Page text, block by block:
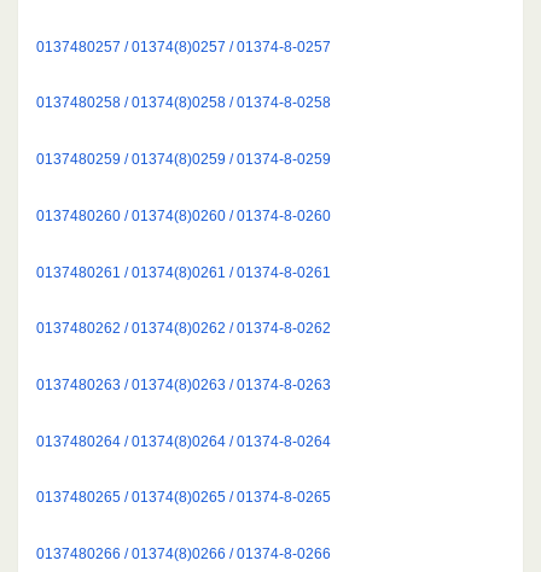
0137480257 / 01374(8)0257 / 01374-8-0257
0137480258 / 01374(8)0258 / 01374-8-0258
0137480259 / 01374(8)0259 / 01374-8-0259
0137480260 / 01374(8)0260 / 01374-8-0260
0137480261 / 01374(8)0261 / 01374-8-0261
0137480262 / 01374(8)0262 / 01374-8-0262
0137480263 / 01374(8)0263 / 01374-8-0263
0137480264 / 01374(8)0264 / 01374-8-0264
0137480265 / 01374(8)0265 / 01374-8-0265
0137480266 / 01374(8)0266 / 01374-8-0266